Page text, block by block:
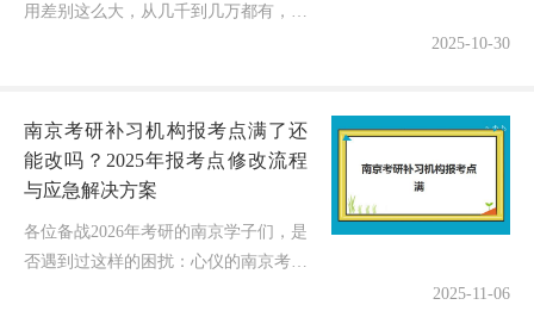
用差别这么大，从几千到几万都有，到
2025-10-30
南京考研补习机构报考点满了还
能改吗？2025年报考点修改流程
与应急解决方案
各位备战2026年考研的南京学子们，是
否遇到过这样的困扰：心仪的南京考研
2025-11-06